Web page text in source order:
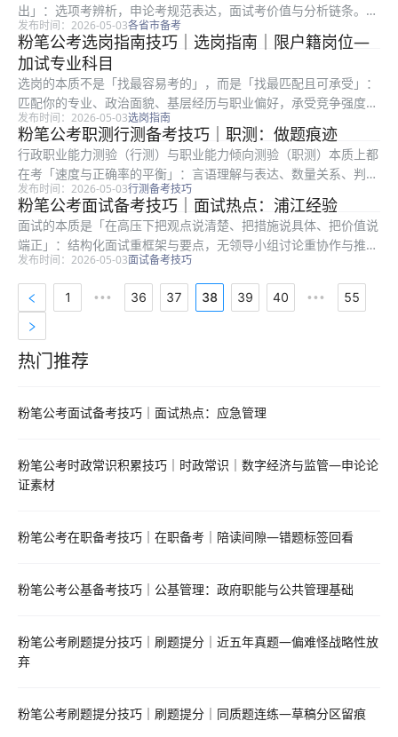
出」：选项考辨析，申论考规范表达，面试考价值与分析链条。很
多考生收藏大量文件却用不上，根因是缺少「转写」训练：把长文
件变关键词、把关键词变论证句、把论证句变答题结构。先把流程
写对，再...
发布时间：2026-05-03各省市备考
粉笔公考选岗指南技巧｜选岗指南｜限户籍岗位—
加试专业科目
选岗的本质不是「找最容易考的」，而是「找最匹配且可承受」：
匹配你的专业、政治面貌、基层经历与职业偏好，承受竞争强度、
地域成本与岗位强度。很多考生只看招录人数或粗看竞争比，却忽
略备注栏、服务期、最低服务年限、是否需要加试专业科目等硬条
件。把进...
发布时间：2026-05-03选岗指南
粉笔公考职测行测备考技巧｜职测：做题痕迹
行政职业能力测验（行测）与职业能力倾向测验（职测）本质上都
在考「速度与正确率的平衡」：言语理解与表达、数量关系、判断
推理、资料分析、常识判断五大板块，任何一块失控都会拖垮整卷
节奏。不少考生在粉笔全真模考里分数起伏很大，根因往往不是知
识点没学...
发布时间：2026-05-03行测备考技巧
粉笔公考面试备考技巧｜面试热点：浦江经验
面试的本质是「在高压下把观点说清楚、把措施说具体、把价值说
端正」：结构化面试重框架与要点，无领导小组讨论重协作与推
进，结构化小组则在答题之外增加互评环节。很多考生笔试排名靠
前却在面试被逆袭，往往不是表达能力差，而是审题偏、框架散、
案例空。下...
发布时间：2026-05-03面试备考技巧
1 ••• 36 37 38 39 40 ••• 55
热门推荐资料
热门推荐
粉笔公考面试备考技巧｜面试热点：应急管理
粉笔公考时政常识积累技巧｜时政常识｜数字经济与监管—申论论
证素材
粉笔公考在职备考技巧｜在职备考｜陪读间隙—错题标签回看
粉笔公考公基备考技巧｜公基管理：政府职能与公共管理基础
粉笔公考刷题提分技巧｜刷题提分｜近五年真题—偏难怪战略性放
弃
粉笔公考刷题提分技巧｜刷题提分｜同质题连练—草稿分区留痕